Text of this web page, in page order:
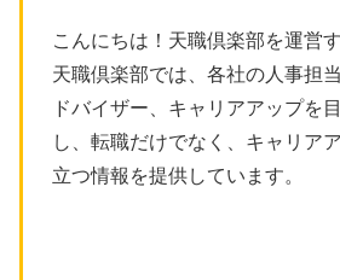
こんにちは！天職倶楽部を運営
天職倶楽部では、各社の人事担
ドバイザー、キャリアアップを
し、転職だけでなく、キャリア
立つ情報を提供しています。